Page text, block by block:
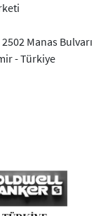
Manas Bulvarı
- Türkiye